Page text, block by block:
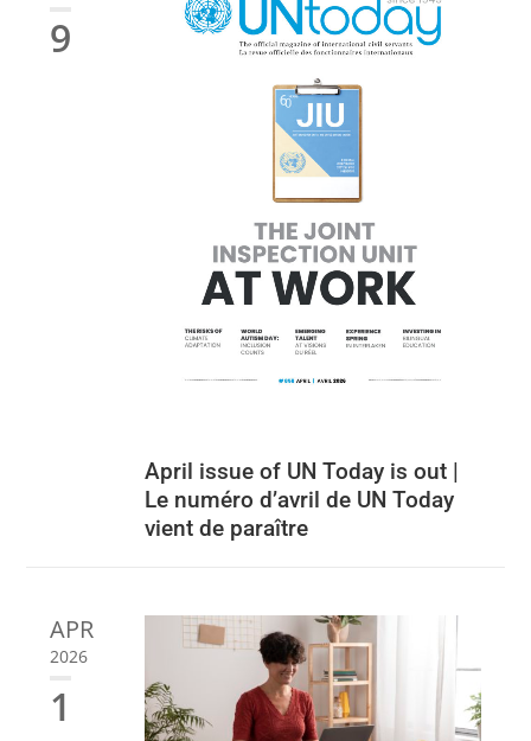
9
April issue of UN Today is out |
Le numéro d’avril de UN Today
vient de paraître
APR
2026
1